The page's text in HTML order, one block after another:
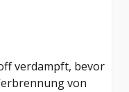
verdampft, bevor
von